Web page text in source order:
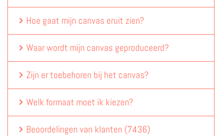
Hoe gaat mijn canvas eruit zien?
Waar wordt mijn canvas geproduceerd?
Zijn er toebehoren bij het canvas?
Welk formaat moet ik kiezen?
Beoordelingen van klanten (7436)